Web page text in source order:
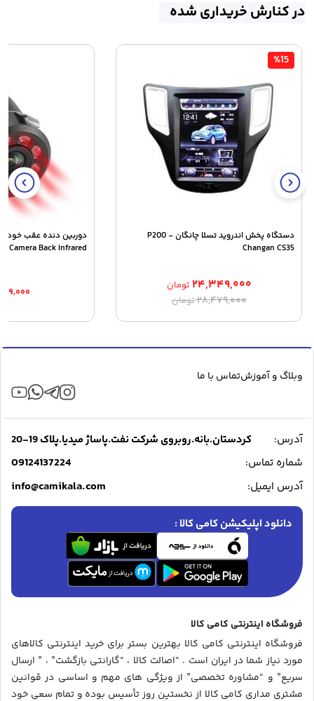
در کنارش خریداری شده
%15
دستگاه پخش اندروید تسلا چانگان P200 -
Changan CS35
۲۸,۴۷۹,۰۰۰تومانقیمت
۲۸,۴۷۹,۰۰۰ تومان
۲۴,۳۴۹,۰۰۰ تومان
قیمت
۲۴,۳۴۹,۰۰۰ تومان.
Camera Back Infrared
وبلاگ و آموزشتماس با ما
آدرس:
کردستان.بانه.روبروی شرکت نفت.پاساژ میدیا.پلاک 19-20
شماره تماس:
09124137224
آدرس ایمیل: info@camikala.com
دانلود اپلیکیشن کامی کالا :
فروشگاه اینترنتی کامی کالا
فروشگاه اینترنتی کامی کالا بهترین بستر برای خرید اینترنتی کالاهای
مورد نیاز شما در ایران است . “اصالت کالا ، “گارانتی بازگشت” ، ” ارسال
سریع” و “مشاوره تخصصی” از ویژگی های مهم و اساسی در قوانین
مشتری مداری کامی کالا از نخستین روز تأسیس بوده و تمام سعی خود